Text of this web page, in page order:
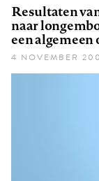
Resultaten
naar
een
4 NOVEMBER